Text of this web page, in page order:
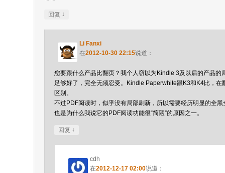
回复 ↓
Li Fanxi
在2012-10-30 22:15说道：
您要跟什么产品比翻页？我个人窃以为Kindle 3及以后的产品的
足够好了，完全无须忍受。Kindle Paperwhite跟K3和K4比，在
区别。
不过PDF阅读时，似乎没有局部刷新，所以需要经历明显的全
也是为什么我说它的PDF阅读功能很“简陋”的原因之一。
回复 ↓
cdh
在2012-12-17 02:00说道：